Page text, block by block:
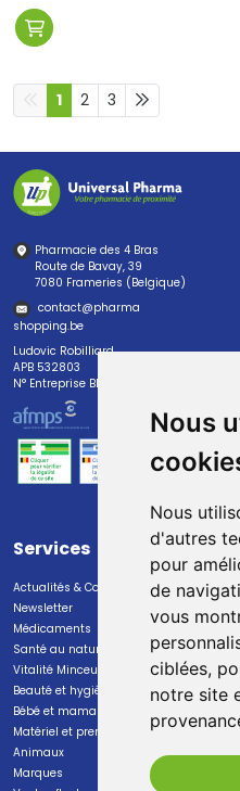
Nous
Nous
d'autres
pour
de
vous
ciblées,
notre site
1 2 3
Pharmacie des 4 Bras
Route de Bavay, 39
7080 Frameries (Belgique)
contact@pharma
shopping.be
Ludovic Robilliard
APB 532803
N° Entreprise BE0447.382.113
Services
Actualités & Conseils
Newsletter
Médicaments
Santé au naturel
Vitalité Minceur Nutrition
Beauté et hygiène
Bébé et maman
Matériel et premiers soins
Animaux
Marques